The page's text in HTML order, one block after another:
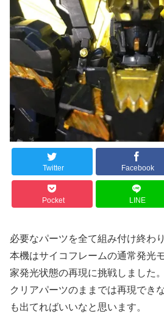
Twitter Facebook
Pocket LINE
必要なパーツを全て組み付け終わ
本機はサイコフレームの通常発光
家発光状態の再現に挑戦しました。
クリアパーツのままでは再現でき
も出てればいいなと思います。